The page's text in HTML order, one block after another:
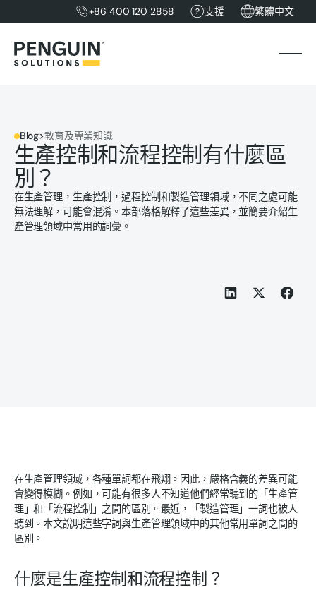
+86 400 120 2858 支援 繁體中文
Blog>教育及專業知識
生產控制和流程控制有什麼區
別？
在生產管理，生產控制，過程控制和製造管理領域，不同之處可能
無法理解，可能會混淆。本部落格解釋了這些差異，並簡要介紹生
產管理領域中常用的詞彙。
在生產管理領域，各種單詞都在飛翔。因此，嚴格含義的差異可能
會變得模糊。例如，可能有很多人不知道他們經常聽到的「生產管
理」和「流程控制」之間的區別。最近，「製造管理」一詞也被人
聽到。本文說明這些字詞與生產管理領域中的其他常用單詞之間的
區別。
什麼是生產控制和流程控制？